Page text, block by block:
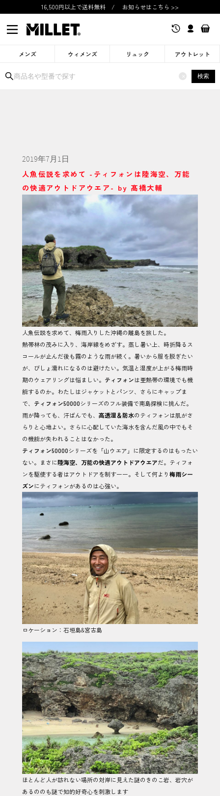
16,500円以上で送料無料 / お知らせはこちら >>
メンズ ウィメンズ リュック アウトレット
× 検索
2019年7月1日
人魚伝説を求めて -ティフォンは陸海空、万能
の快適アウトドアウエア- by 髙橋大輔
人魚伝説を求めて、梅雨入りした沖縄の離島を旅した。
熱帯林の茂みに入り、海岸線をめざす。蒸し暑い上、時折降るス
コールが止んだ後も霧のような雨が続く。暑いから服を脱ぎたい
が、びしょ濡れになるのは避けたい。気温と湿度が上がる梅雨時
期のウェアリングは悩ましい。 ティフォンは亜熱帯の環境でも機
能するのか。わたしはジャケットとパンツ、さらにキャップま
で、 ティフォン50000シリーズのフル装備で南島探検に挑んだ。
雨が降っても、汗ばんでも、 高透湿＆防水のティフォンは肌がさ
らりと心地よい。さらに心配していた海水を含んだ風の中でもそ
の機能が失われることはなかった。
ティフォン50000シリーズを「山ウエア」に限定するのはもったい
ない。まさに陸海空、万能の快適アウトドアウエアだ。ティフォ
ンを駆使する者はアウトドアを制すーー。そして何より 梅雨シー
ズンにティフォンがあるのは心強い。
ロケーション：石垣島&宮古島
ほとんど人が訪れない場所の対岸に見えた謎のきのこ岩、岩穴が
あるののも謎で知的好奇心を刺激します